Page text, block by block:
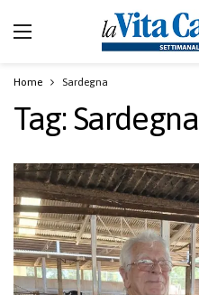
Home Sardegna
Tag:Sardegna